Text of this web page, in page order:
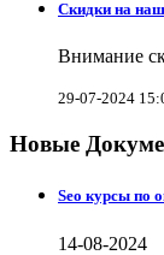
Скидки на
Внимание
29-07-2024
Новые
Seo курсы по
14-08-2024